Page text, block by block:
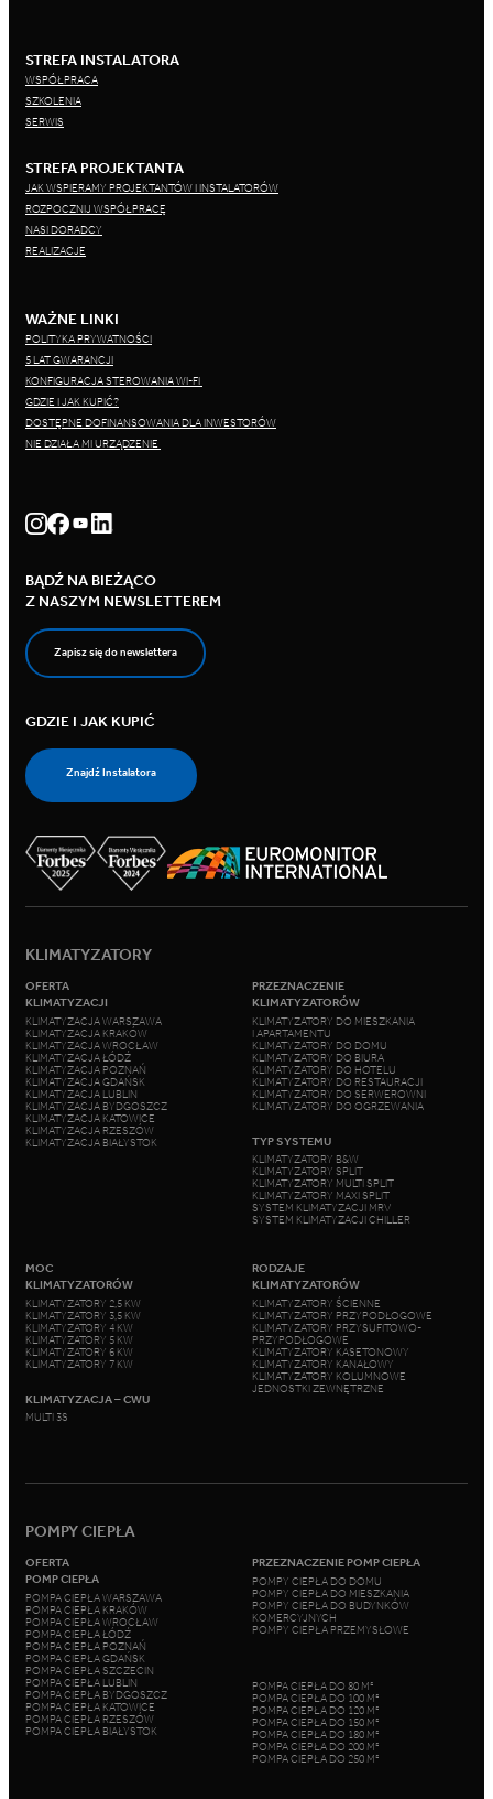
STREFA INSTALATORA
WSPÓŁPRACA
SZKOLENIA
SERWIS
STREFA PROJEKTANTA
JAK WSPIERAMY PROJEKTANTÓW I INSTALATORÓW
ROZPOCZNIJ WSPÓŁPRACĘ
NASI DORADCY
REALIZACJE
WAŻNE LINKI
POLITYKA PRYWATNOŚCI
5 LAT GWARANCJI
KONFIGURACJA STEROWANIA WI-FI
GDZIE I JAK KUPIĆ?
DOSTĘPNE DOFINANSOWANIA DLA INWESTORÓW
NIE DZIAŁA MI URZĄDZENIE
BĄDŹ NA BIEŻĄCO
Z NASZYM NEWSLETTEREM
Zapisz się do newslettera
GDZIE I JAK KUPIĆ
Znajdź Instalatora
KLIMATYZATORY
OFERTA
KLIMATYZACJI
KLIMATYZACJA WARSZAWA
KLIMATYZACJA KRAKÓW
KLIMATYZACJA WROCŁAW
KLIMATYZACJA ŁÓDŹ
KLIMATYZACJA POZNAŃ
KLIMATYZACJA GDAŃSK
KLIMATYZACJA LUBLIN
KLIMATYZACJA BYDGOSZCZ
KLIMATYZACJA KATOWICE
KLIMATYZACJA RZESZÓW
KLIMATYZACJA BIAŁYSTOK
PRZEZNACZENIE
KLIMATYZATORÓW
KLIMATYZATORY DO MIESZKANIA
I APARTAMENTU
KLIMATYZATORY DO DOMU
KLIMATYZATORY DO BIURA
KLIMATYZATORY DO HOTELU
KLIMATYZATORY DO RESTAURACJI
KLIMATYZATORY DO SERWEROWNI
KLIMATYZATORY DO OGRZEWANIA
TYP SYSTEMU
KLIMATYZATORY B&W
KLIMATYZATORY SPLIT
KLIMATYZATORY MULTI SPLIT
KLIMATYZATORY MAXI SPLIT
SYSTEM KLIMATYZACJI MRV
SYSTEM KLIMATYZACJI CHILLER
MOC
KLIMATYZATORÓW
KLIMATYZATORY 2,5 KW
KLIMATYZATORY 3,5 KW
KLIMATYZATORY 4 KW
KLIMATYZATORY 5 KW
KLIMATYZATORY 6 KW
KLIMATYZATORY 7 KW
KLIMATYZACJA – CWU
MULTI 3S
RODZAJE
KLIMATYZATORÓW
KLIMATYZATORY ŚCIENNE
KLIMATYZATORY PRZYPODŁOGOWE
KLIMATYZATORY PRZYSUFITOWO-
PRZYPODŁOGOWE
KLIMATYZATORY KASETONOWY
KLIMATYZATORY KANAŁOWY
KLIMATYZATORY KOLUMNOWE
JEDNOSTKI ZEWNĘTRZNE
POMPY CIEPŁA
OFERTA
POMP CIEPŁA
POMPA CIEPŁA WARSZAWA
POMPA CIEPŁA KRAKÓW
POMPA CIEPŁA WROCŁAW
POMPA CIEPŁA ŁÓDŹ
POMPA CIEPŁA POZNAŃ
POMPA CIEPŁA GDAŃSK
POMPA CIEPŁA SZCZECIN
POMPA CIEPŁA LUBLIN
POMPA CIEPŁA BYDGOSZCZ
POMPA CIEPŁA KATOWICE
POMPA CIEPŁA RZESZÓW
POMPA CIEPŁA BIAŁYSTOK
PRZEZNACZENIE POMP CIEPŁA
POMPY CIEPŁA DO DOMU
POMPY CIEPŁA DO MIESZKANIA
POMPY CIEPŁA DO BUDYNKÓW
KOMERCYJNYCH
POMPY CIEPŁA PRZEMYSŁOWE
POMPA CIEPŁA DO 80 M²
POMPA CIEPŁA DO 100 M²
POMPA CIEPŁA DO 120 M²
POMPA CIEPŁA DO 150 M²
POMPA CIEPŁA DO 180 M²
POMPA CIEPŁA DO 200 M²
POMPA CIEPŁA DO 250 M²